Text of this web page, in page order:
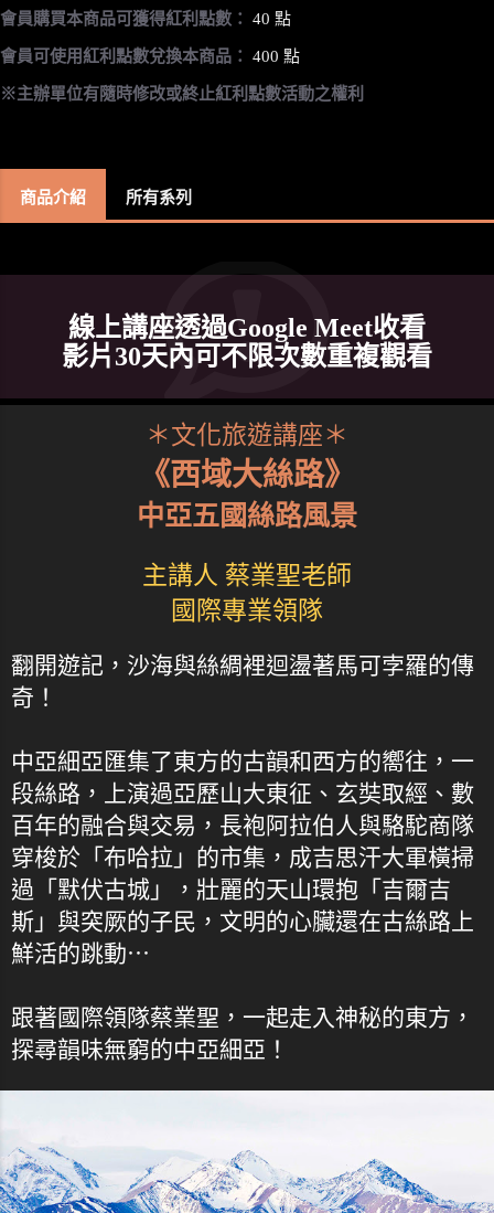
會員購買本商品可獲得紅利點數： 40 點
會員可使用紅利點數兌換本商品： 400 點
※主辦單位有隨時修改或終止紅利點數活動之權利
商品介紹 所有系列
線上講座透過Google Meet收看
影片30天內可不限次數重複觀看
＊文化旅遊講座＊
《西域大絲路》
中亞五國絲路風景
主講人 蔡業聖老師
國際專業領隊
翻開遊記，沙海與絲綢裡迴盪著馬可孛羅的傳
奇！
中亞細亞匯集了東方的古韻和西方的嚮往，一
段絲路，上演過亞歷山大東征、玄奘取經、數
百年的融合與交易，長袍阿拉伯人與駱駝商隊
穿梭於「布哈拉」的市集，成吉思汗大軍橫掃
過「默伏古城」，壯麗的天山環抱「吉爾吉
斯」與突厥的子民，文明的心臟還在古絲路上
鮮活的跳動⋯
跟著國際領隊蔡業聖，一起走入神秘的東方，
探尋韻味無窮的中亞細亞！